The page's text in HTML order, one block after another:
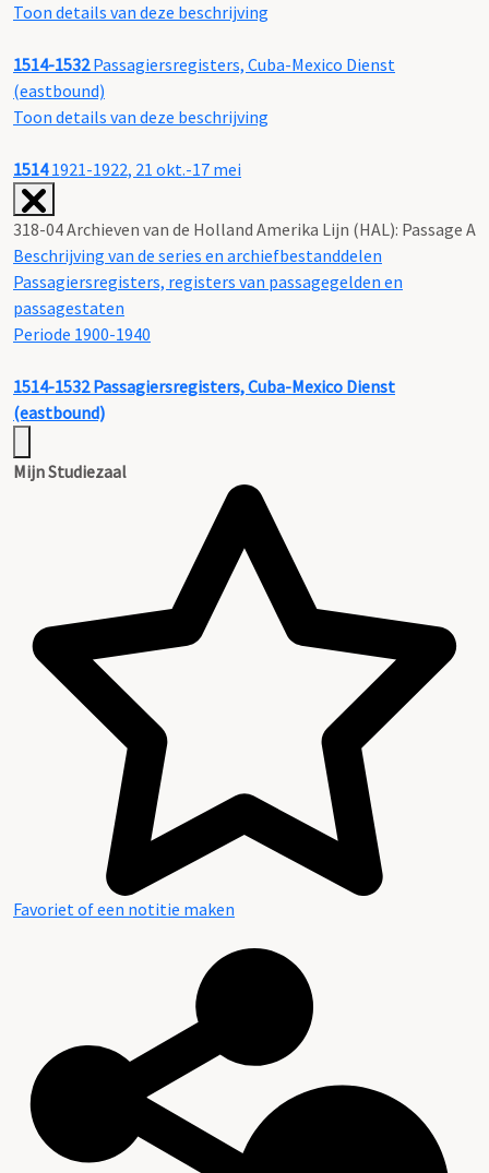
Toon details van deze beschrijving
1514-1532 Passagiersregisters, Cuba-Mexico Dienst
(eastbound)
Toon details van deze beschrijving
1514 1921-1922, 21 okt.-17 mei
318-04 Archieven van de Holland Amerika Lijn (HAL): Passage A
Beschrijving van de series en archiefbestanddelen
Passagiersregisters, registers van passagegelden en
passagestaten
Periode 1900-1940
1514-1532 Passagiersregisters, Cuba-Mexico Dienst
(eastbound)
Mijn Studiezaal
Favoriet of een notitie maken